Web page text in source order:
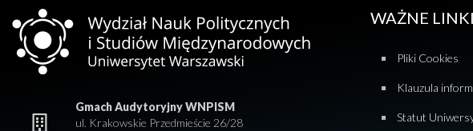
Gmach Audytoryjny WNPISM
ul. Krakowskie Przedmieście 26/28
WAŻNE LINKI
Pliki Cookies
Klauzula
Statut